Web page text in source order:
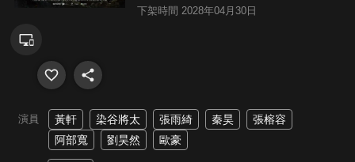
下架時間 2028年04月30日
演員 黃軒 染谷將太 張雨綺 秦昊
張榕容
阿部寬
劉昊然 歐豪